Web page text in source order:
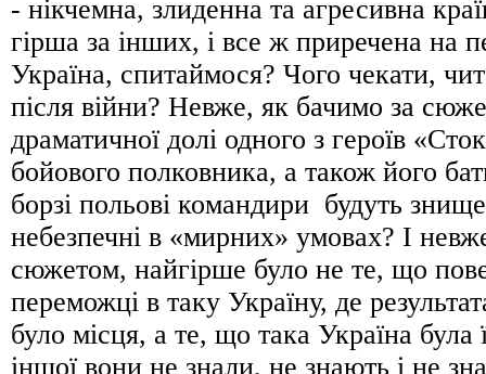
- нікчемна, злиденна та агресивна
гірша за інших, і все ж приречена на
Україна, спитаймося? Чого чекати,
після війни? Невже, як бачимо за
драматичної долі одного з героїв
бойового полковника, а також його
борзі польові командири будуть
небезпечні в «мирних» умовах? І
сюжетом, найгірше було не те, що
переможці в таку Україну, де
було місця, а те, що така Україна
іншої вони не знали, не знають і не